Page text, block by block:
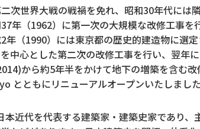
次世界大戦の戦禍を免れ、昭和30年代には
年（1962）に第一次の大規模な改修工事
年（1990）には東京都の歴史的建造物に選
中心とした第二次の改修工事を行い、翌年
から約5年半をかけて地下の増築を含む
とともにリニューアルオープンいたしました
近代を代表する建築家・建築史家であり